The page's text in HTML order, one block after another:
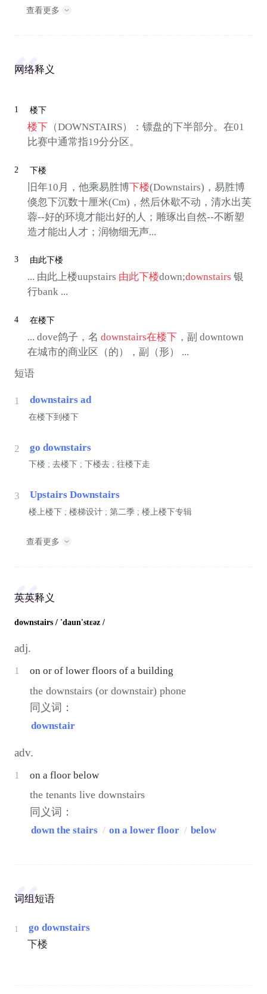
查看更多
网络释义
1 楼下
楼下（DOWNSTAIRS）：镖盘的下半部分。在01
比赛中通常指19分分区。
2 下楼
旧年10月，他乘易胜博下楼(Downstairs)，易胜博
倏忽下沉数十厘米(Cm)，然后休歇不动，清水出芙
蓉--好的环境才能出好的人；雕琢出自然--不断塑
造才能出人才；润物细无声...
3 由此下楼
... 由此上楼uupstairs 由此下楼down;downstairs 银
行bank ...
4 在楼下
... dove鸽子，名 downstairs在楼下，副 downtown
在城市的商业区（的），副（形） ...
短语
1 downstairs ad
在楼下到楼下
2 go downstairs
下楼 ; 去楼下 ; 下楼去 ; 往楼下走
3 Upstairs Downstairs
楼上楼下 ; 楼梯设计 ; 第二季 ; 楼上楼下专辑
查看更多
英英释义
downstairs / 'daun'stεəz /
adj.
1 on or of lower floors of a building
the downstairs (or downstair) phone
同义词：
downstair
adv.
1 on a floor below
the tenants live downstairs
同义词：
down the stairs / on a lower floor / below
词组短语
1
go downstairs
下楼